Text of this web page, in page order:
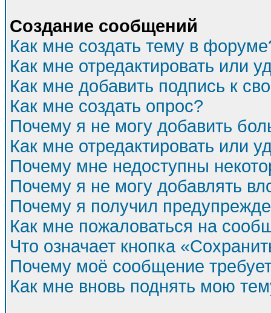
Создание сообщений
Как мне создать тему в
Как мне отредактировать или
Как мне добавить подпись к
Как мне создать опрос?
Почему я не могу добавить
Как мне отредактировать или
Почему мне недоступны
Почему я не могу добавлять
Почему я получил
Как мне пожаловаться на
Что означает кнопка
Почему моё сообщение
Как мне вновь поднять мою